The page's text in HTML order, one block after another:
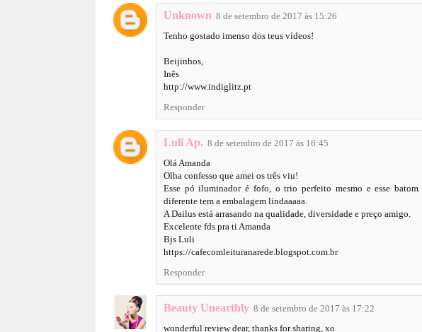
Unknown 8 de setembro de 2017 às 15:26
Tenho gostado imenso dos teus vídeos!
Beijinhos,
Inês
http://www.indiglitz.pt
Responder
Luli Ap. 8 de setembro de 2017 às 16:45
Olá Amanda
Olha confesso que amei os três viu!
Esse pó iluminador é fofo, o trio perfeito mesmo e esse batom
diferente tem a embalagem lindaaaaa.
A Dailus está arrasando na qualidade, diversidade e preço amigo.
Excelente fds pra ti Amanda
Bjs Luli
https://cafecomleituranarede.blogspot.com.br
Responder
Beauty Unearthly 8 de setembro de 2017 às 17:22
wonderful review dear, thanks for sharing, xo